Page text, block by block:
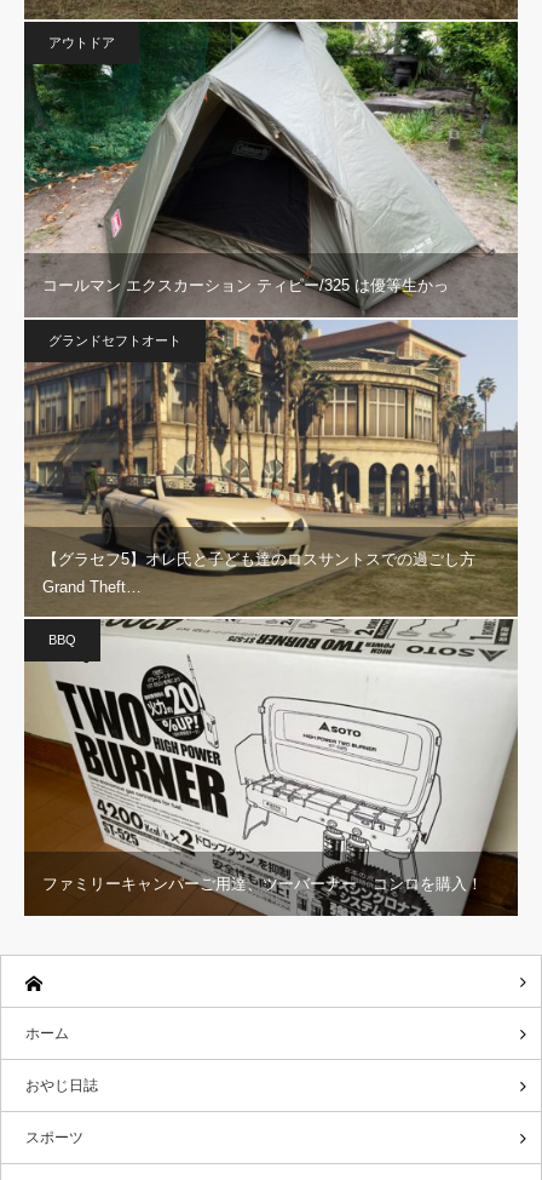
アウトドア
コールマン エクスカーション ティピー/325 は優等生かっ
グランドセフトオート
【グラセフ5】オレ氏と子ども達のロスサントスでの過ごし方
Grand Theft…
BBQ
ファミリーキャンパーご用達、ツーバーナー コンロを購入！
ホーム
おやじ日誌
スポーツ